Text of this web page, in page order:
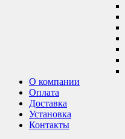
О компании
Оплата
Доставка
Установка
Контакты